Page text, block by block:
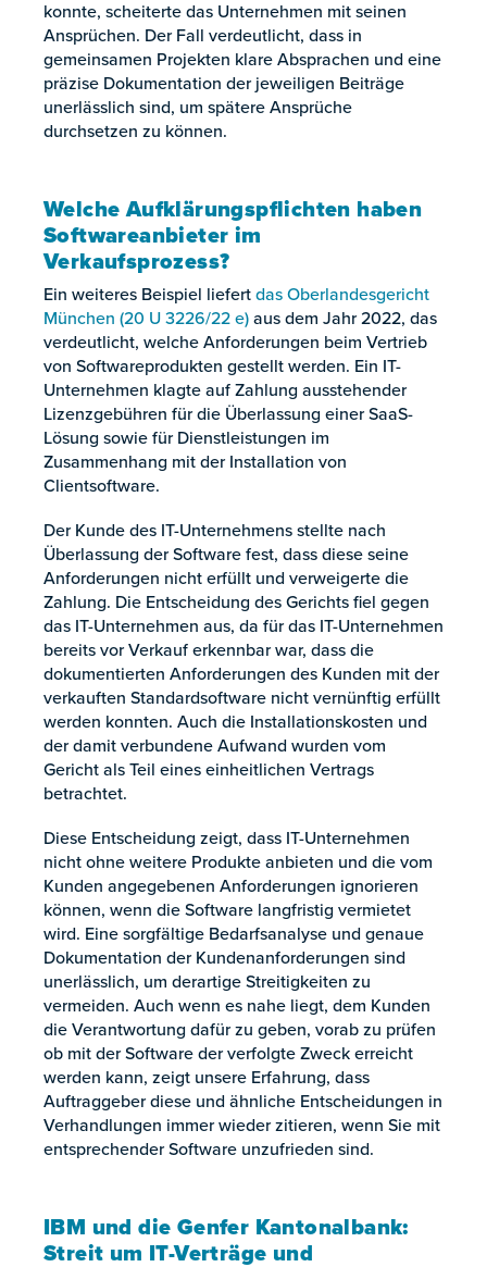
konnte, scheiterte das Unternehmen mit seinen
Ansprüchen. Der Fall verdeutlicht, dass in
gemeinsamen Projekten klare Absprachen und eine
präzise Dokumentation der jeweiligen Beiträge
unerlässlich sind, um spätere Ansprüche
durchsetzen zu können.
Welche Aufklärungspflichten haben
Softwareanbieter im
Verkaufsprozess?
Ein weiteres Beispiel liefertdas Oberlandesgericht
München (20 U 3226/22 e)aus dem Jahr 2022, das
verdeutlicht, welche Anforderungen beim Vertrieb
von Softwareprodukten gestellt werden. Ein IT-
Unternehmen klagte auf Zahlung ausstehender
Lizenzgebühren für die Überlassung einer SaaS-
Lösung sowie für Dienstleistungen im
Zusammenhang mit der Installation von
Clientsoftware.
Der Kunde des IT-Unternehmens stellte nach
Überlassung der Software fest, dass diese seine
Anforderungen nicht erfüllt und verweigerte die
Zahlung. Die Entscheidung des Gerichts fiel gegen
das IT-Unternehmen aus, da für das IT-Unternehmen
bereits vor Verkauf erkennbar war, dass die
dokumentierten Anforderungen des Kunden mit der
verkauften Standardsoftware nicht vernünftig erfüllt
werden konnten. Auch die Installationskosten und
der damit verbundene Aufwand wurden vom
Gericht als Teil eines einheitlichen Vertrags
betrachtet.
Diese Entscheidung zeigt, dass IT-Unternehmen
nicht ohne weitere Produkte anbieten und die vom
Kunden angegebenen Anforderungen ignorieren
können, wenn die Software langfristig vermietet
wird. Eine sorgfältige Bedarfsanalyse und genaue
Dokumentation der Kundenanforderungen sind
unerlässlich, um derartige Streitigkeiten zu
vermeiden. Auch wenn es nahe liegt, dem Kunden
die Verantwortung dafür zu geben, vorab zu prüfen
ob mit der Software der verfolgte Zweck erreicht
werden kann, zeigt unsere Erfahrung, dass
Auftraggeber diese und ähnliche Entscheidungen in
Verhandlungen immer wieder zitieren, wenn Sie mit
entsprechender Software unzufrieden sind.
IBM und die Genfer Kantonalbank:
Streit um IT-Verträge und